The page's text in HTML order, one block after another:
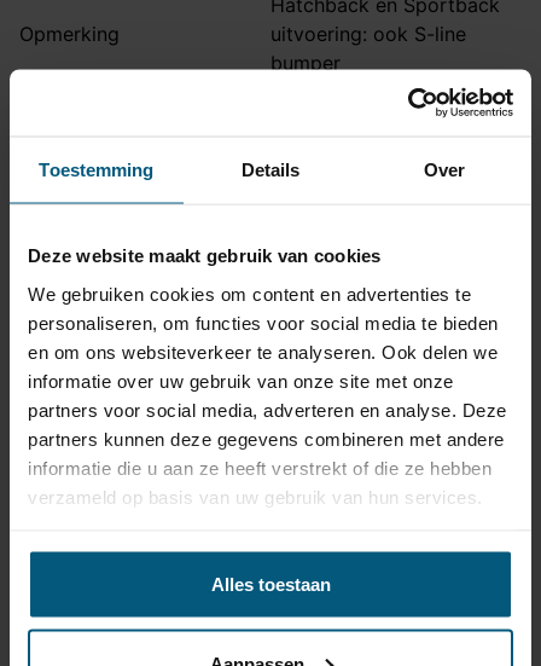
Toestemming Details Over
Deze website maakt gebruik van cookies
We gebruiken cookies om content en advertenties te
personaliseren, om functies voor social media te bieden
en om ons websiteverkeer te analyseren. Ook delen we
informatie over uw gebruik van onze site met onze
partners voor social media, adverteren en analyse. Deze
partners kunnen deze gegevens combineren met andere
informatie die u aan ze heeft verstrekt of die ze hebben
verzameld op basis van uw gebruik van hun services.
Alles toestaan
Opmerking
Hatchback en Sportback
uitvoering: ook S-line
bumper
Kabelset specificatie
Kabelset type
Origineel
Stekkeraansluiting
Met originele connectoren
Parkeersensoren
uitschakeling
Ja
Vrijschakelen nodig
Ja
Montagetijd
45 - 60 min.
Montage handleiding
Ga naar product pagina
Maak het jezelf makkelijk!Je kunt deze combinatie